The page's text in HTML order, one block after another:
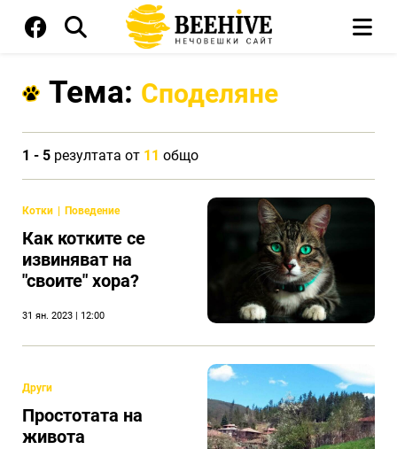
Тема: Споделяне
1 - 5 резултата от 11 общо
Котки Поведение
Как котките се
извиняват на
"своите" хора?
31 ян. 2023 | 12:00
Други
Простотата на
живота